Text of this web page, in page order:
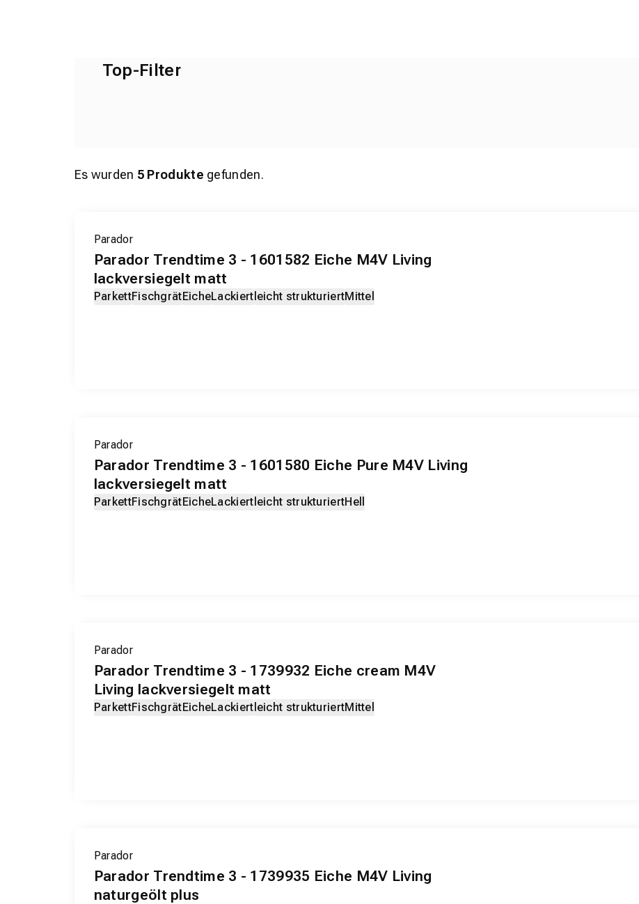
Top-Filter
Es wurden 5 Produkte gefunden.
Parador
Parador Trendtime 3 - 1601582 Eiche M4V Living
lackversiegelt matt
ParkettFischgrätEicheLackiert leicht strukturiertMittel
Parador
Parador Trendtime 3 - 1601580 Eiche Pure M4V Living
lackversiegelt matt
ParkettFischgrätEicheLackiert leicht strukturiertHell
Parador
Parador Trendtime 3 - 1739932 Eiche cream M4V
Living lackversiegelt matt
ParkettFischgrätEicheLackiert leicht strukturiertMittel
Parador
Parador Trendtime 3 - 1739935 Eiche M4V Living
naturgeölt plus